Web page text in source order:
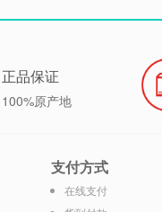
正品保证
100%原产地
支付方式
在线支付